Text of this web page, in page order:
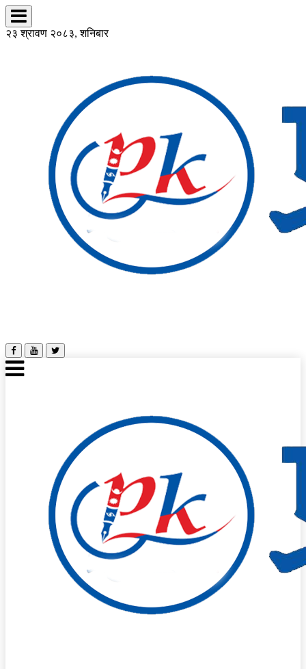
२३ श्रावण २०८३, शनिबार